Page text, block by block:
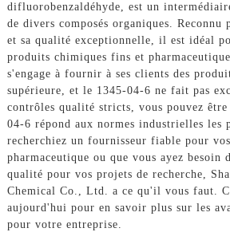
difluorobenzaldéhyde, est un
de divers composés organiques. Reconnu
et sa qualité exceptionnelle, il est idéal
produits chimiques fins et
s'engage à fournir à ses clients des
supérieure, et le 1345-04-6 ne fait pas
contrôles qualité stricts, vous pouvez
04-6 répond aux normes industrielles les
recherchiez un fournisseur fiable pour
pharmaceutique ou que vous ayez besoin
qualité pour vos projets de recherche,
Chemical Co., Ltd. a ce qu'il vous faut.
aujourd'hui pour en savoir plus sur les
pour votre entreprise.